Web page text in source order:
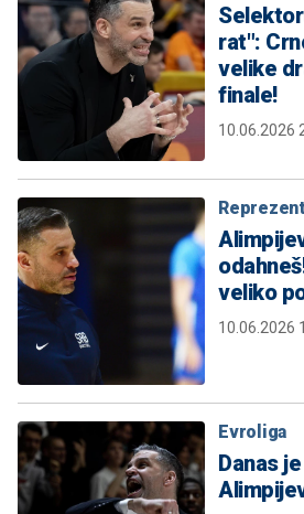
rat":
velike
finale!
10.06.2026
veliko
10.06.2026
Evroliga
Danas